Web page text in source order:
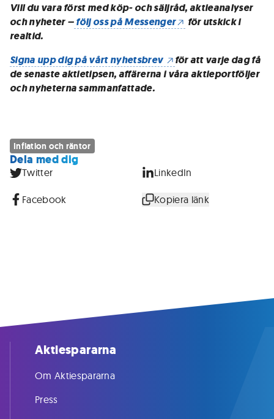
Vill du vara först med köp- och säljråd, aktieanalyser
och nyheter –följ oss på Messenger
för utskick i
realtid.
Signa upp dig på vårt nyhetsbrev
för att varje dag få
de senaste aktietipsen, affärerna i våra aktieportföljer
och nyheterna sammanfattade.
Inflation och räntor
Dela med dig
Twitter LinkedIn
Facebook Kopiera länk
Aktiespararna
Om Aktiespararna
Press